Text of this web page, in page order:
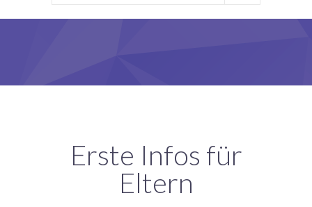
Start
Unser Team
Elternbereich
Erste Infos für
Eltern